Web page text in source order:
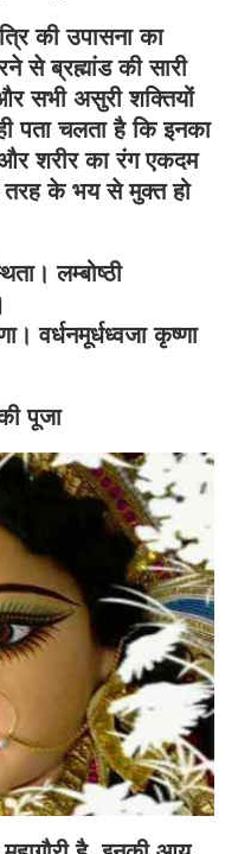
की उपासना का
से ब्रह्मांड की सारी
सभी असुरी शक्तियों
पता चलता है कि इनका
शरीर का रंग एकदम
के भय से मुक्त हो
लम्बोष्ठी
वर्धनमूर्धध्वजा कृष्णा
पूजा